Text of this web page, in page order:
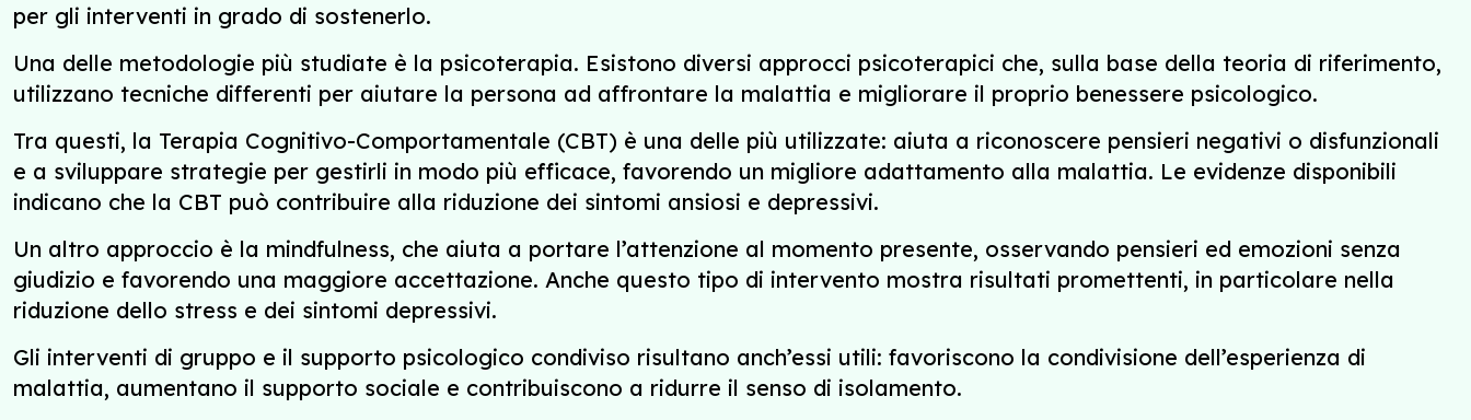
per gli interventi in grado di sostenerlo.
Una delle metodologie più studiate è la psicoterapia. Esistono diversi approcci psicoterapici che, sulla base della teoria di riferimento,
utilizzano tecniche differenti per aiutare la persona ad affrontare la malattia e migliorare il proprio benessere psicologico.
Tra questi, la Terapia Cognitivo-Comportamentale (CBT) è una delle più utilizzate: aiuta a riconoscere pensieri negativi o disfunzionali
e a sviluppare strategie per gestirli in modo più efficace, favorendo un migliore adattamento alla malattia. Le evidenze disponibili
indicano che la CBT può contribuire alla riduzione dei sintomi ansiosi e depressivi.
Un altro approccio è la mindfulness, che aiuta a portare l’attenzione al momento presente, osservando pensieri ed emozioni senza
giudizio e favorendo una maggiore accettazione. Anche questo tipo di intervento mostra risultati promettenti, in particolare nella
riduzione dello stress e dei sintomi depressivi.
Gli interventi di gruppo e il supporto psicologico condiviso risultano anch’essi utili: favoriscono la condivisione dell’esperienza di
malattia, aumentano il supporto sociale e contribuiscono a ridurre il senso di isolamento.